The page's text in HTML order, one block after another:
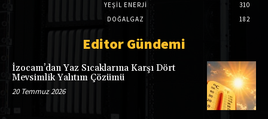
YEŞİL ENERJİ
310
DOĞALGAZ
182
Editor Gündemi
İzocam’dan Yaz Sıcaklarına Karşı Dört
Mevsimlik Yalıtım Çözümü
20 Temmuz 2026